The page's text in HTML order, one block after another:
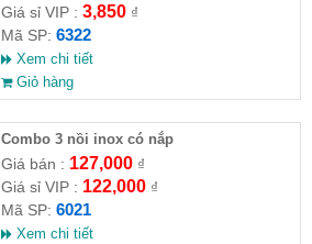
Giá sỉ VIP : 3,850₫
Mã SP: 6322
Xem chi tiết
Giỏ hàng
Combo 3 nồi inox có nắp
Giá bán : 127,000₫
Giá sỉ VIP : 122,000₫
Mã SP: 6021
Xem chi tiết